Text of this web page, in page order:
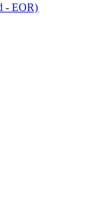
- EOR)​​